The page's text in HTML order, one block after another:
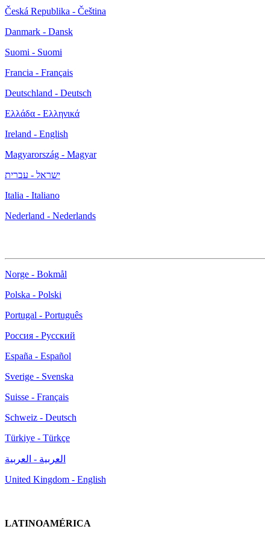
Česká Republika - Čeština
Danmark - Dansk
Suomi - Suomi
Francia - Français
Deutschland - Deutsch
Ελλάδα - Ελληνικά
Ireland - English
Magyarország - Magyar
ישראל - עברית
Italia - Italiano
Nederland - Nederlands
Norge - Bokmål
Polska - Polski
Portugal - Português
Россия - Русский
España - Español
Sverige - Svenska
Suisse - Français
Schweiz - Deutsch
Türkiye - Türkçe
العربية - العربية
United Kingdom - English
LATINOAMÉRICA